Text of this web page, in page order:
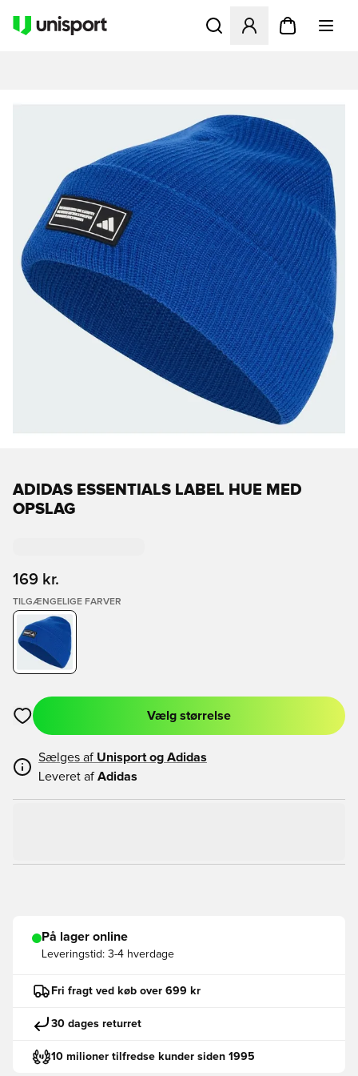
Åbner en Modal til at
ADIDAS ESSENTIALS LABEL HUE MED
OPSLAG
169 kr.
TILGÆNGELIGE FARVER
Åbner en Modal til at logge ind eller tilmelde dig som medlem
Vælg størrelse
Sælges af Unisport og Adidas
Leveret af Adidas
På lager online
Leveringstid: 3-4 hverdage
Fri fragt ved køb over 699 kr
30 dages returret
10 milioner tilfredse kunder siden 1995